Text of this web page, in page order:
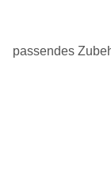
passendes